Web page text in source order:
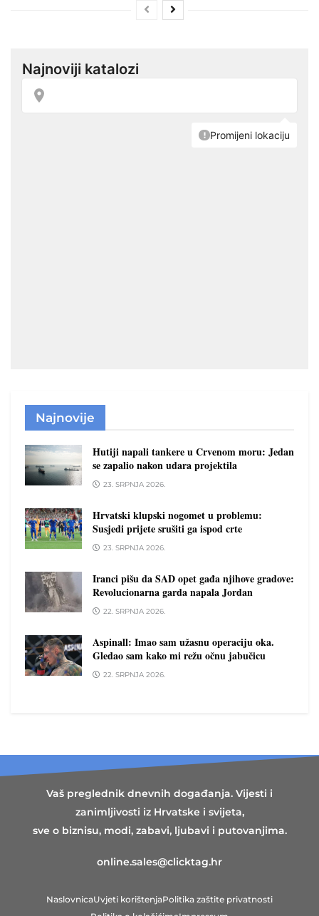
Najnovije
Hutiji napali tankere u Crvenom moru: Jedan
se zapalio nakon udara projektila
23. SRPNJA 2026.
Hrvatski klupski nogomet u problemu:
Susjedi prijete srušiti ga ispod crte
23. SRPNJA 2026.
Iranci pišu da SAD opet gađa njihove gradove:
Revolucionarna garda napala Jordan
22. SRPNJA 2026.
Aspinall: Imao sam užasnu operaciju oka.
Gledao sam kako mi režu očnu jabučicu
22. SRPNJA 2026.
Vaš preglednik dnevnih događanja. Vijesti i
zanimljivosti iz Hrvatske i svijeta,
sve o biznisu, modi, zabavi, ljubavi i putovanjima.
online.sales@clicktag.hr
NaslovnicaUvjeti korištenjaPolitika zaštite privatnosti